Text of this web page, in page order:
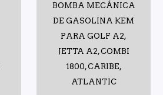
BOMBA MECÁNICA
DE GASOLINA KEM
PARA GOLF A2,
JETTA A2, COMBI
1800, CARIBE,
ATLANTIC